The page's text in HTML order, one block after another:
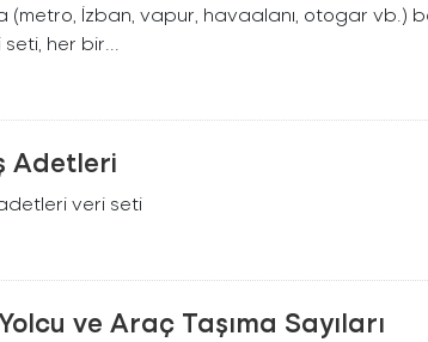
(metro, İzban, vapur, havaalanı, otogar vb.)
her bir...
Adetleri
veri seti
ve Araç Taşıma Sayıları